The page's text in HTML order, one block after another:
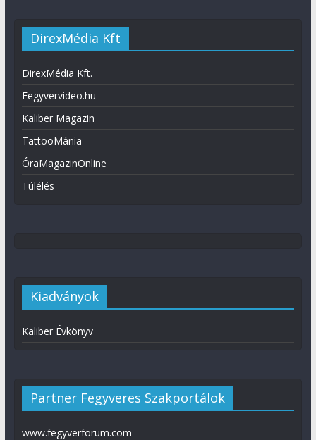
DirexMédia Kft
DirexMédia Kft.
Fegyvervideo.hu
Kaliber Magazin
TattooMánia
ÓraMagazinOnline
Túlélés
Kiadványok
Kaliber Évkönyv
Partner Fegyveres Szakportálok
www.fegyverforum.com